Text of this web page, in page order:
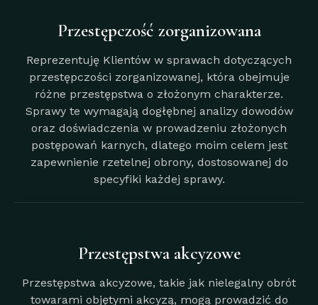
Przestępczość zorganizowana
Reprezentuję Klientów w sprawach dotyczących
przestępczości zorganizowanej, która obejmuje
różne przestępstwa o złożonym charakterze.
Sprawy te wymagają dogłębnej analizy dowodów
oraz doświadczenia w prowadzeniu złożonych
postępowań karnych, dlatego moim celem jest
zapewnienie rzetelnej obrony, dostosowanej do
specyfiki każdej sprawy.
Przestępstwa akcyzowe
Przestępstwa akcyzowe, takie jak nielegalny obrót
towarami objętymi akcyzą, mogą prowadzić do